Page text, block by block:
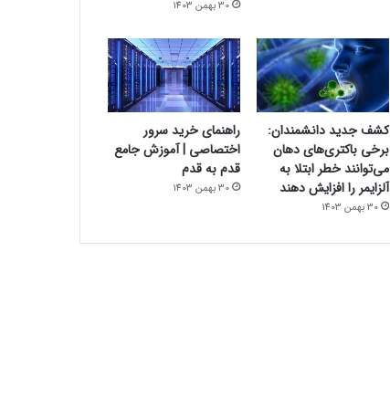
30 بهمن 1403
کشف جدید دانشمندان:
برخی باکتری‌های دهان
می‌توانند خطر ابتلا به
آلزایمر را افزایش دهند
30 بهمن 1403
راهنمای خرید سرور
اختصاصی | آموزش جامع
قدم به قدم
30 بهمن 1403